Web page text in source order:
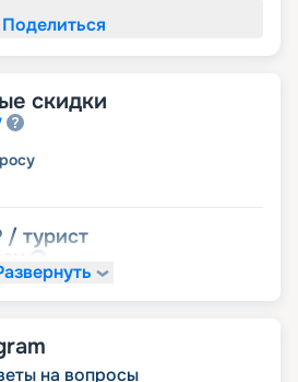
Поделиться
скидки
/ турист
на вопросы